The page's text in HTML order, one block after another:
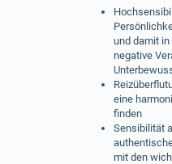
und damit
negative
eine
finden
Sensibilität
mit den